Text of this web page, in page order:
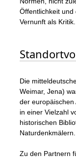
Öffentlichkeit
Vernunft als Kritik.
Die
Weimar, Jena)
der
in einer Vielzahl
historischen
Naturdenkmälern.
Zu den Partnern